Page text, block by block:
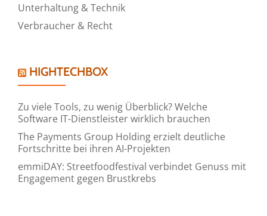
Unterhaltung & Technik
Verbraucher & Recht
HIGHTECHBOX
Zu viele Tools, zu wenig Überblick? Welche
Software IT-Dienstleister wirklich brauchen
The Payments Group Holding erzielt deutliche
Fortschritte bei ihren AI-Projekten
emmiDAY: Streetfoodfestival verbindet Genuss mit
Engagement gegen Brustkrebs